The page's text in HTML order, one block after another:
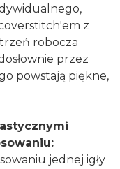
z
robocza
przez
powstają piękne,
jednej igły